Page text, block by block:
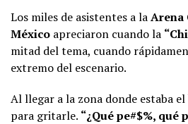
Los miles de asistentes a laArena
México apreciaron cuando la
mitad del tema, cuando
extremo del escenario.
Al llegar a la zona donde estaba
para gritarle. “¿Qué pe#$%, qué